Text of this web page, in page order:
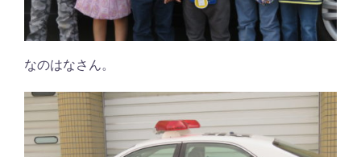
なのはなさん。